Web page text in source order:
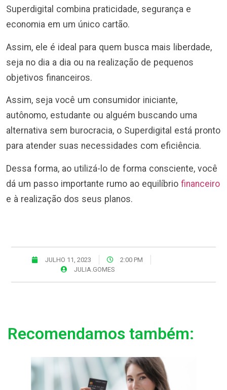
Superdigital combina praticidade, segurança e
economia em um único cartão.
Assim, ele é ideal para quem busca mais liberdade,
seja no dia a dia ou na realização de pequenos
objetivos financeiros.
Assim, seja você um consumidor iniciante,
autônomo, estudante ou alguém buscando uma
alternativa sem burocracia, o Superdigital está pronto
para atender suas necessidades com eficiência.
Dessa forma, ao utilizá-lo de forma consciente, você
dá um passo importante rumo ao equilíbrio financeiro
e à realização dos seus planos.
JULHO 11, 2023
2:00 PM
JULIA.GOMES
Recomendamos também: